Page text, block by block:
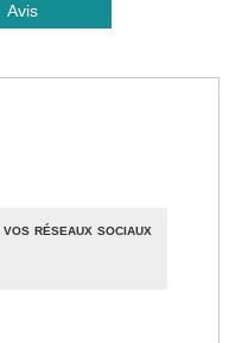
Avis
réseaux sociaux